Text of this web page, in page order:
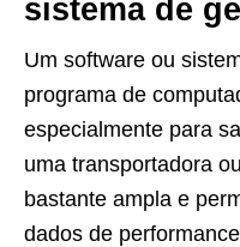
sistema de
Um software ou
programa de
especialmente para
uma transportadora
bastante ampla e
dados de